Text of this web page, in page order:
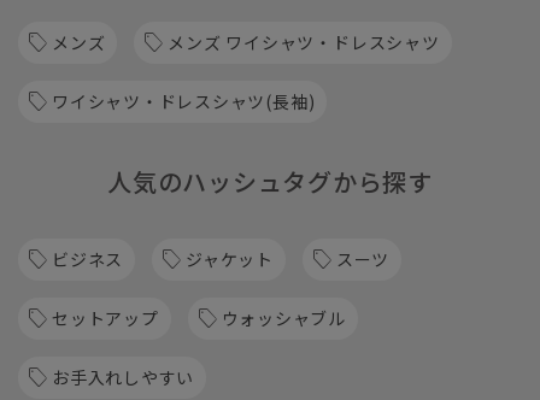
メンズ メンズ ワイシャツ・ドレスシャツ
ワイシャツ・ドレスシャツ(長袖)
人気のハッシュタグから探す
ビジネス ジャケット スーツ
セットアップ ウォッシャブル
お手入れしやすい